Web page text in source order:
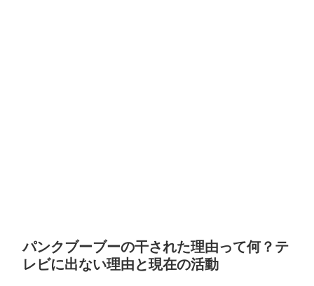
パンクブーブーの干された理由って何？テ
レビに出ない理由と現在の活動